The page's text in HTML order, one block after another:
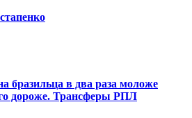
бразильца в два раза моложе
дороже. Трансферы РПЛ